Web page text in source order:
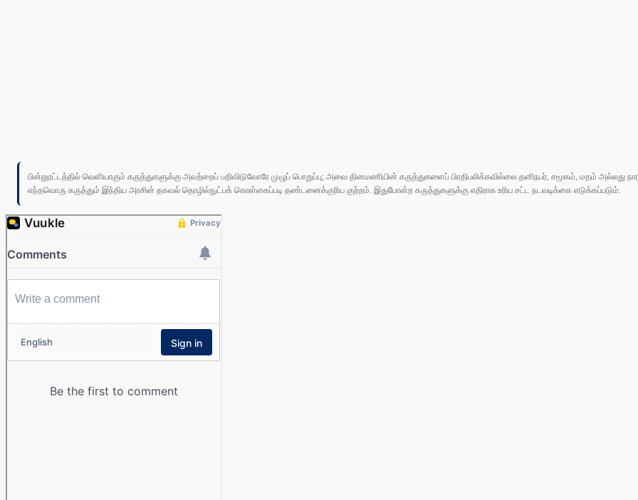
பின்னூட்டத்தில் வெளியாகும் கருத்துகளுக்கு அவற்றைப் பதிவிடுவோரே முழுப் பொறுப்பு; அவை தினமணியின் கருத்துகளைப் பிரதிபலிக்கவில்லை.தனிநபர், சமூகம், மதம் அல்லது
எந்தவொரு கருத்தும் இந்திய அரசின் தகவல் தொழில்நுட்பக் கொள்கைப்படி தண்டனைக்குரிய குற்றம். இதுபோன்ற கருத்துகளுக்கு எதிராக உரிய சட்ட நடவடிக்கை எடுக்கப்படும்.